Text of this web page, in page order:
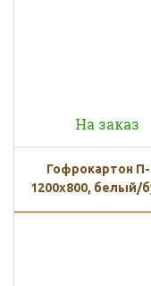
На заказ
Гофрокартон
1200х800, белый/